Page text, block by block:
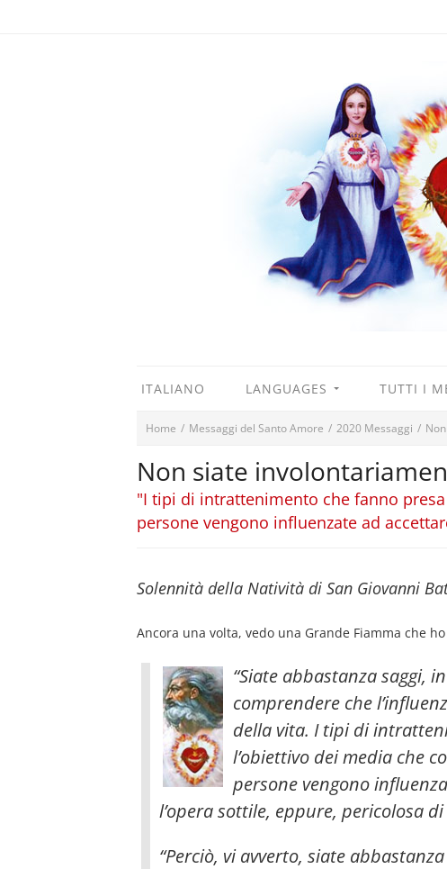
ITALIANO LANGUAGES TUTTI I
Home / Messaggi del Santo Amore / 2020 Messaggi /
Non siate
"I tipi di intrattenimento che fanno
persone vengono influenzate ad
Solennità della Natività di San Giovanni
Ancora una volta, vedo una Grande Fiamma che
“Siate abbastanza saggi,
comprendere che
della vita. I tipi di
l’obiettivo dei media che
persone vengono
l’opera sottile, eppure, pericolosa
“Perciò, vi avverto, siate